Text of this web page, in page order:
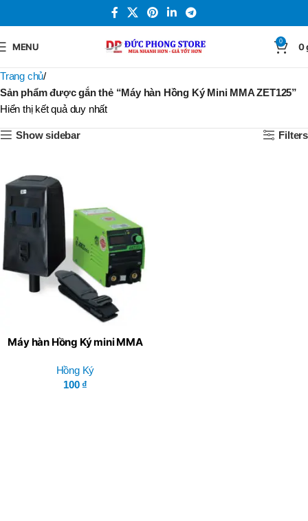
MENU 0 0
Trang chủ
Sản phẩm được gắn thẻ “Máy hàn Hồng Ký Mini MMA ZET125”
Hiển thị kết quả duy nhất
Show sidebar Filters
Máy hàn Hồng Ký mini MMA
Hồng Ký
100 ₫